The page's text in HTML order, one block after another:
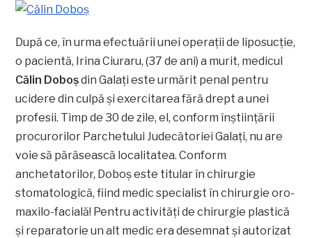
După ce, în urma efectuării unei operaţii de liposucţie,
o pacientă, Irina Ciuraru, (37 de ani) a murit, medicul
Călin Doboşdin Galaţi este urmărit penal pentru
ucidere din culpă şi exercitarea fără drept a unei
profesii. Timp de 30 de zile, el, conform înştiinţării
procurorilor Parchetului Judecătoriei Galaţi, nu are
voie să părăsească localitatea. Conform
anchetatorilor, Doboş este titular în chirurgie
stomatologică, fiind medic specialist în chirurgie oro-
maxilo-facială! Pentru activităţi de chirurgie plastică
şi reparatorie un alt medic era desemnat şi autorizat